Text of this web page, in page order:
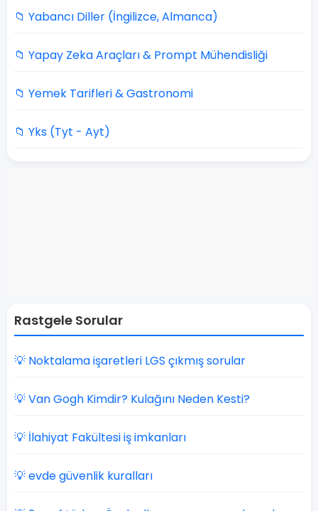
📁 Yabancı Diller (İngilizce, Almanca)
📁 Yapay Zeka Araçları & Prompt Mühendisliği
📁 Yemek Tarifleri & Gastronomi
📁 Yks (Tyt - Ayt)
Rastgele Sorular
💡 Noktalama işaretleri LGS çıkmış sorular
💡 Van Gogh Kimdir? Kulağını Neden Kesti?
💡 İlahiyat Fakültesi iş imkanları
💡 evde güvenlik kuralları